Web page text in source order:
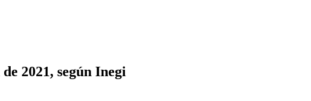
2021, según Inegi